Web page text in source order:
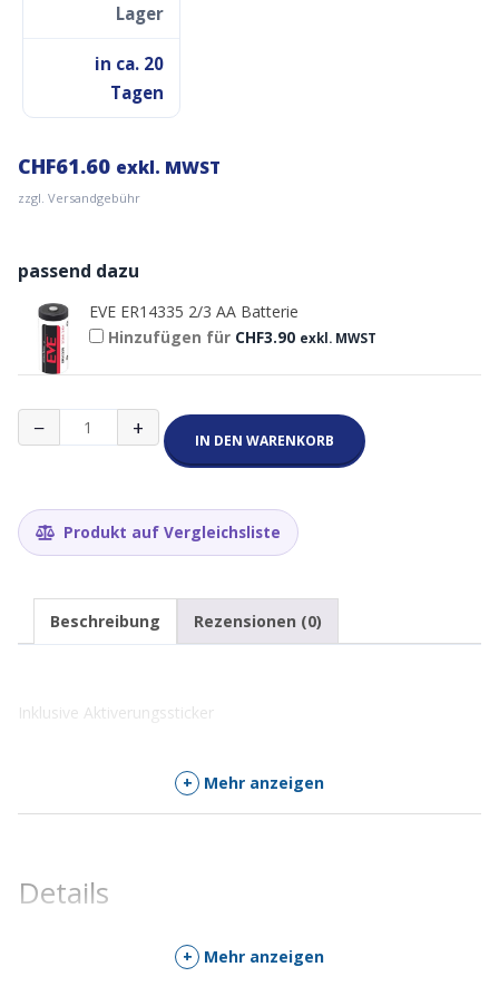
Lager
in ca. 20
Tagen
CHF61.60 exkl. MWST
zzgl. Versandgebühr
passend dazu
EVE ER14335 2/3 AA Batterie
Hinzufügen für CHF3.90 exkl. MWST
−
WS101
Version
+ IN DEN WARENKORB
Produkt auf Vergleichsliste
Beschreibung Rezensionen (0)
Inklusive Aktiverungssticker
+ Mehr anzeigen
Details
+ Mehr anzeigen